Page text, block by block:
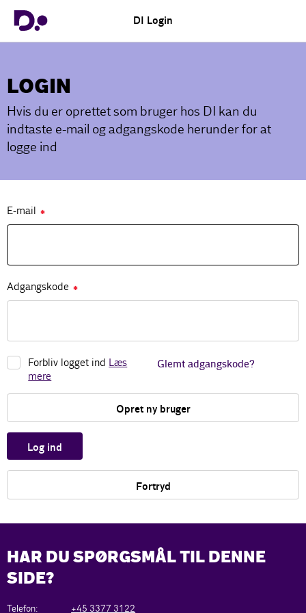
DI Login
LOGIN
Hvis du er oprettet som bruger hos DI kan du
indtaste e-mail og adgangskode herunder for at
logge ind
E-mail ✱
Adgangskode ✱
Forbliv logget ind Læs
mere
Glemt adgangskode?
Opret ny bruger
Log ind
Fortryd
HAR DU SPØRGSMÅL TIL DENNE
SIDE?
Telefon: +45 3377 3122